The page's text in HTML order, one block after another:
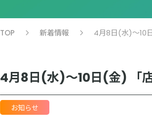
TOP 新着情報 4月8日(水)～10
4月8日(水)～10日(金) 「
お知らせ